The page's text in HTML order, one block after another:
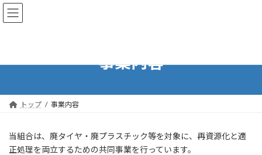
コ
ン
へ
ナ
ビ
ョ
事業内容
トップ 事業内容
当組合は、廃タイヤ・廃プラスチック等を対象に、再資源化と適
正処理を両立するための共同事業を行っています。